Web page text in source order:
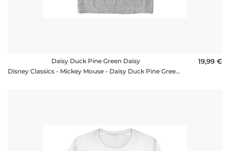
Daisy Duck Pine Green Daisy
Disney Classics - Mickey Mouse - Daisy Duck Pine Green Daisy - Christmas - Homme T-shirt
19,99 €